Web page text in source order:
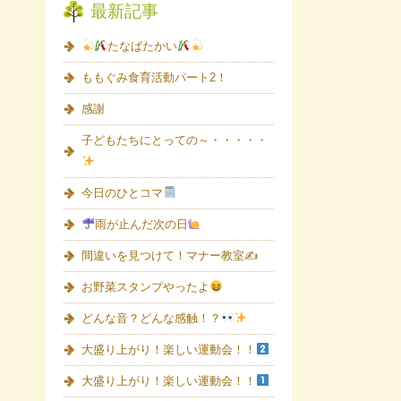
最新記事
たなばたかい
ももぐみ食育活動パート2！
感謝
子どもたちにとっての～・・・・・
今日のひとコマ
雨が止んだ次の日
間違いを見つけて！マナー教室✍
お野菜スタンプやったよ
どんな音？どんな感触！？
大盛り上がり！楽しい運動会！！
大盛り上がり！楽しい運動会！！